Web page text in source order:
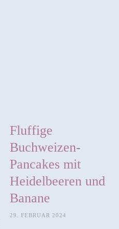
Fluffige
Buchweizen-
Pancakes mit
Heidelbeeren und
Banane
29. FEBRUAR 2024